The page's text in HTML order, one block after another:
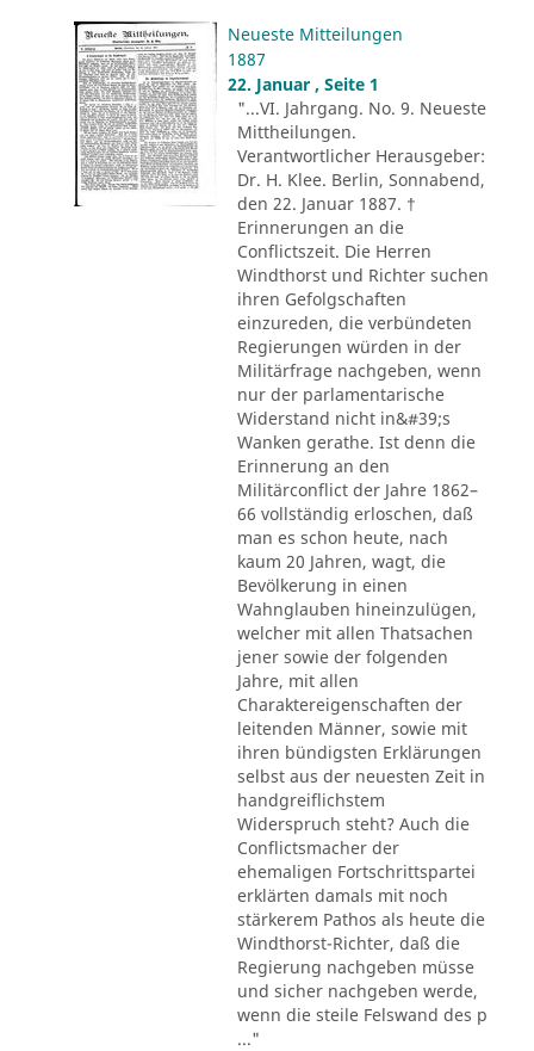
Neueste Mitteilungen
1887
22. Januar , Seite 1
"...VI. Jahrgang. No. 9. Neueste
Mittheilungen.
Verantwortlicher Herausgeber:
Dr. H. Klee. Berlin, Sonnabend,
den 22. Januar 1887. †
Erinnerungen an die
Conflictszeit. Die Herren
Windthorst und Richter suchen
ihren Gefolgschaften
einzureden, die verbündeten
Regierungen würden in der
Militärfrage nachgeben, wenn
nur der parlamentarische
Widerstand nicht in&#39;s
Wanken gerathe. Ist denn die
Erinnerung an den
Militärconflict der Jahre 1862–
66 vollständig erloschen, daß
man es schon heute, nach
kaum 20 Jahren, wagt, die
Bevölkerung in einen
Wahnglauben hineinzulügen,
welcher mit allen Thatsachen
jener sowie der folgenden
Jahre, mit allen
Charaktereigenschaften der
leitenden Männer, sowie mit
ihren bündigsten Erklärungen
selbst aus der neuesten Zeit in
handgreiflichstem
Widerspruch steht? Auch die
Conflictsmacher der
ehemaligen Fortschrittspartei
erklärten damals mit noch
stärkerem Pathos als heute die
Windthorst-Richter, daß die
Regierung nachgeben müsse
und sicher nachgeben werde,
wenn die steile Felswand des p
..."